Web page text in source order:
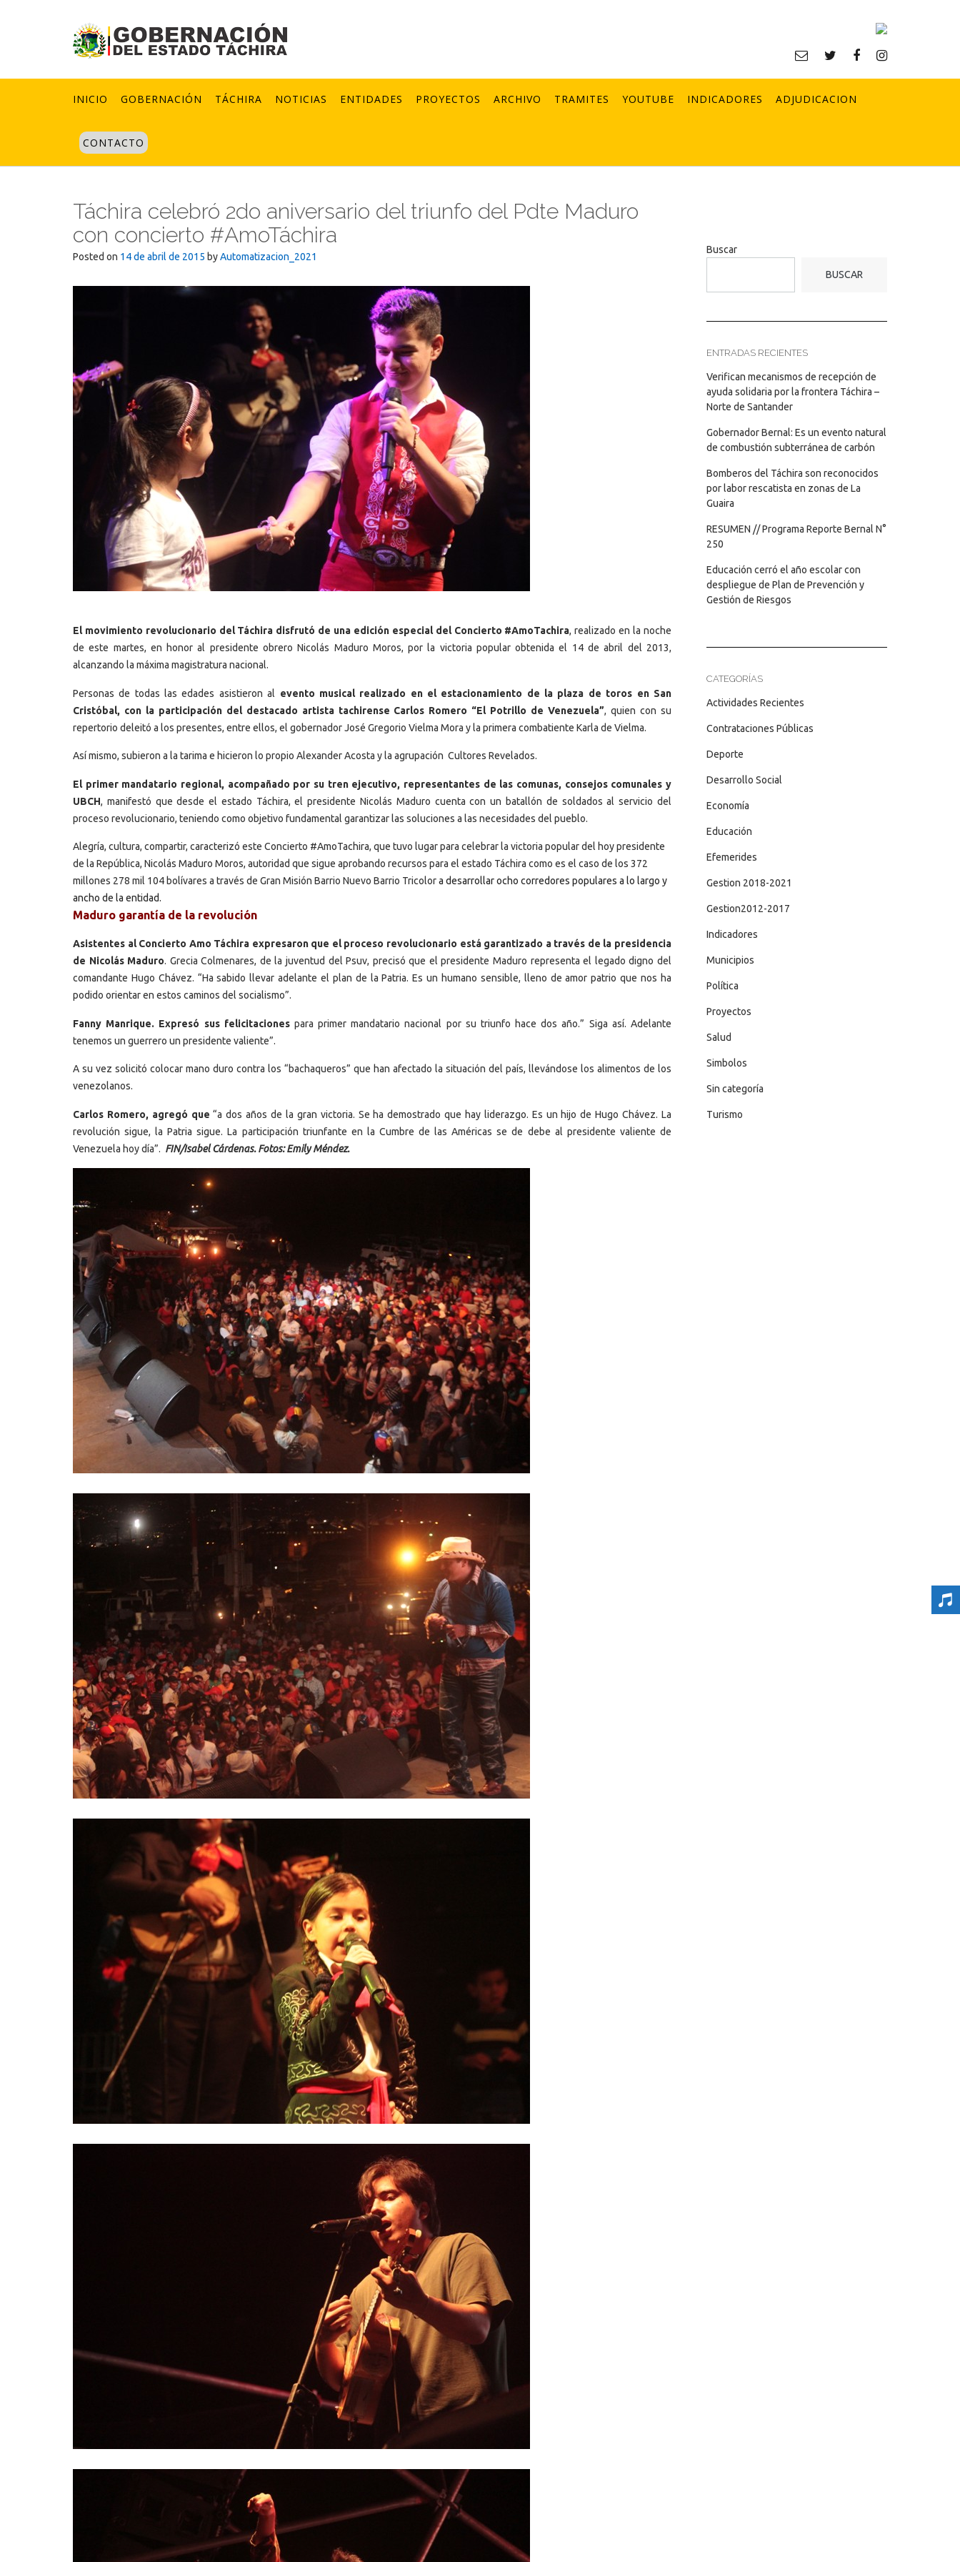
INICIO GOBERNACIÓN TÁCHIRA NOTICIAS ENTIDADES PROYECTOS ARCHIVO TRAMITES YOUTUBE INDICADORES ADJUDICACION
CONTACTO
Táchira celebró 2do aniversario del triunfo del Pdte Maduro
con concierto #AmoTáchira
Posted on 14 de abril de 2015 byAutomatizacion_2021
El movimiento revolucionario del Táchira disfrutó de una edición especial del Concierto #AmoTachira, realizado en la noche
de este martes, en honor al presidente obrero Nicolás Maduro Moros, por la victoria popular obtenida el 14 de abril del 2013,
alcanzando la máxima magistratura nacional.
Personas de todas las edades asistieron al evento musical realizado en el estacionamiento de la plaza de toros en San
Cristóbal, con la participación del destacado artista tachirense Carlos Romero “El Potrillo de Venezuela”, quien con su
repertorio deleitó a los presentes, entre ellos, el gobernador José Gregorio Vielma Mora y la primera combatiente Karla de Vielma.
Así mismo, subieron a la tarima e hicieron lo propio Alexander Acosta y la agrupación Cultores Revelados.
El primer mandatario regional, acompañado por su tren ejecutivo, representantes de las comunas, consejos comunales y
UBCH, manifestó que desde el estado Táchira, el presidente Nicolás Maduro cuenta con un batallón de soldados al servicio del
proceso revolucionario, teniendo como objetivo fundamental garantizar las soluciones a las necesidades del pueblo.
Alegría, cultura, compartir, caracterizó este Concierto #AmoTachira, que tuvo lugar para celebrar la victoria popular del hoy presidente
de la República, Nicolás Maduro Moros, autoridad que sigue aprobando recursos para el estado Táchira como es el caso de los 372
millones 278 mil 104 bolívares a través de Gran Misión Barrio Nuevo Barrio Tricolora desarrollar ocho corredores populares a lo largo y
ancho de la entidad.
Maduro garantía de la revolución
Asistentes al Concierto Amo Táchira expresaron que el proceso revolucionario está garantizado a través de la presidencia
de Nicolás Maduro. Grecia Colmenares, de la juventud del Psuv, precisó que el presidente Maduro representa el legado digno del
comandante Hugo Chávez. “Ha sabido llevar adelante el plan de la Patria. Es un humano sensible, lleno de amor patrio que nos ha
podido orientar en estos caminos del socialismo”.
Fanny Manrique. Expresó sus felicitacionespara primer mandatario nacional por su triunfo hace dos año.” Siga así. Adelante
tenemos un guerrero un presidente valiente”.
A su vez solicitó colocar mano duro contra los “bachaqueros” que han afectado la situación del país, llevándose los alimentos de los
venezolanos.
Carlos Romero, agregó que “a dos años de la gran victoria. Se ha demostrado que hay liderazgo. Es un hijo de Hugo Chávez. La
revolución sigue, la Patria sigue. La participación triunfante en la Cumbre de las Américas se de debe al presidente valiente de
Venezuela hoy día”. FIN/Isabel Cárdenas. Fotos: Emily Méndez.
Buscar
BUSCAR
ENTRADAS RECIENTES
Verifican mecanismos de recepción de
ayuda solidaria por la frontera Táchira –
Norte de Santander
Gobernador Bernal: Es un evento natural
de combustión subterránea de carbón
Bomberos del Táchira son reconocidos
por labor rescatista en zonas de La
Guaira
RESUMEN // Programa Reporte Bernal N°
250
Educación cerró el año escolar con
despliegue de Plan de Prevención y
Gestión de Riesgos
CATEGORÍAS
Actividades Recientes
Contrataciones Públicas
Deporte
Desarrollo Social
Economía
Educación
Efemerides
Gestion 2018-2021
Gestion2012-2017
Indicadores
Municipios
Política
Proyectos
Salud
Simbolos
Sin categoría
Turismo